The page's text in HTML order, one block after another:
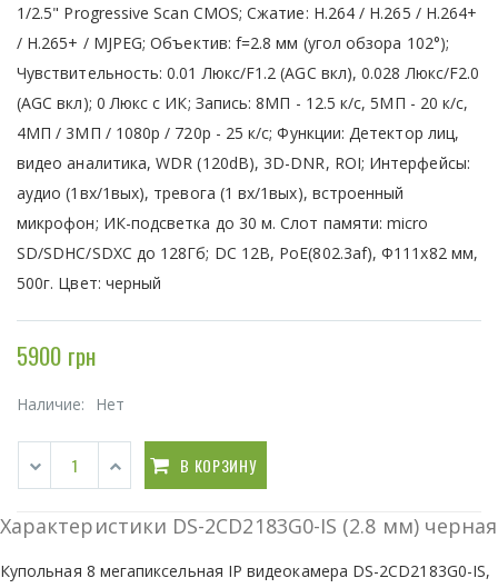
1/2.5" Progressive Scan CMOS; Сжатие: H.264 / H.265 / H.264+
/ H.265+ / MJPEG; Объектив: f=2.8 мм (угол обзора 102°);
Чувствительность: 0.01 Люкс/F1.2 (AGC вкл), 0.028 Люкс/F2.0
(AGC вкл); 0 Люкс с ИК; Запись: 8МП - 12.5 к/с, 5МП - 20 к/с,
4МП / 3МП / 1080р / 720р - 25 к/с; Функции: Детектор лиц,
видео аналитика, WDR (120dB), 3D-DNR, ROI; Интерфейсы:
аудио (1вх/1вых), тревога (1 вх/1вых), встроенный
микрофон; ИК-подсветка до 30 м. Слот памяти: micro
SD/SDHC/SDXC до 128Гб; DC 12В, PoE(802.3af), Ф111х82 мм,
500г. Цвет: черный
5900 грн
Наличие: Нет
В КОРЗИНУ
Характеристики DS-2CD2183G0-IS (2.8 мм) черная
Купольная 8 мегапиксельная IP видеокамера DS-2CD2183G0-IS,